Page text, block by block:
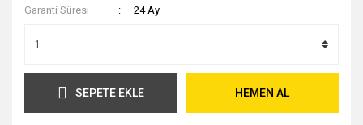
Garanti Süresi
24 Ay
SEPETE EKLE HEMEN AL